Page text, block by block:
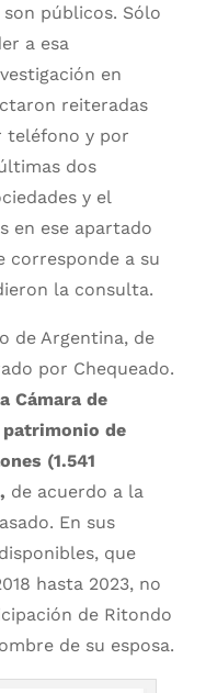
públicos. Sólo
a esa
en
reiteradas
teléfono y por
dos
y el
en ese apartado
corresponde a su
la consulta.
de Argentina, de
por Chequeado.
Cámara de
patrimonio de
(1.541
de acuerdo a la
En sus
que
hasta 2023, no
de Ritondo
de su esposa.